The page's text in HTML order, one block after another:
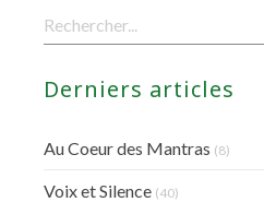
Rechercher
Derniers articles
Au Coeur des Mantras (8)
Voix et Silence (40)